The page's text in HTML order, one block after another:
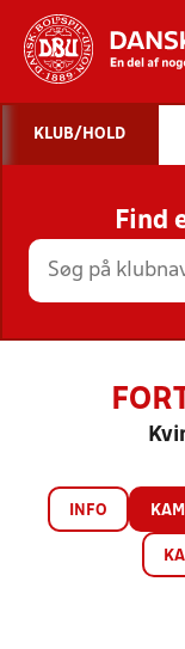
KLUB/HOLD
Find
INFO